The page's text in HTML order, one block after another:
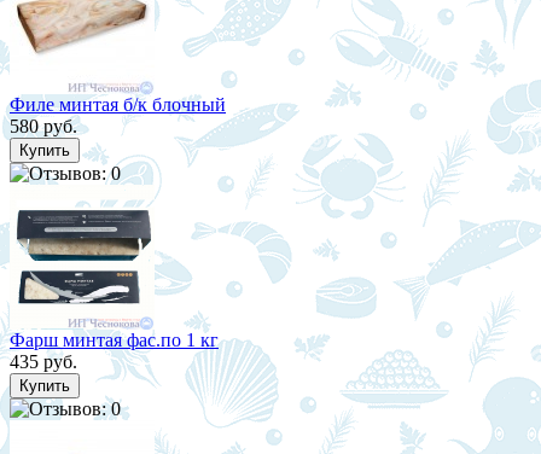
Филе минтая б/к блочный
580 руб.
Фарш минтая фас.по 1 кг
435 руб.